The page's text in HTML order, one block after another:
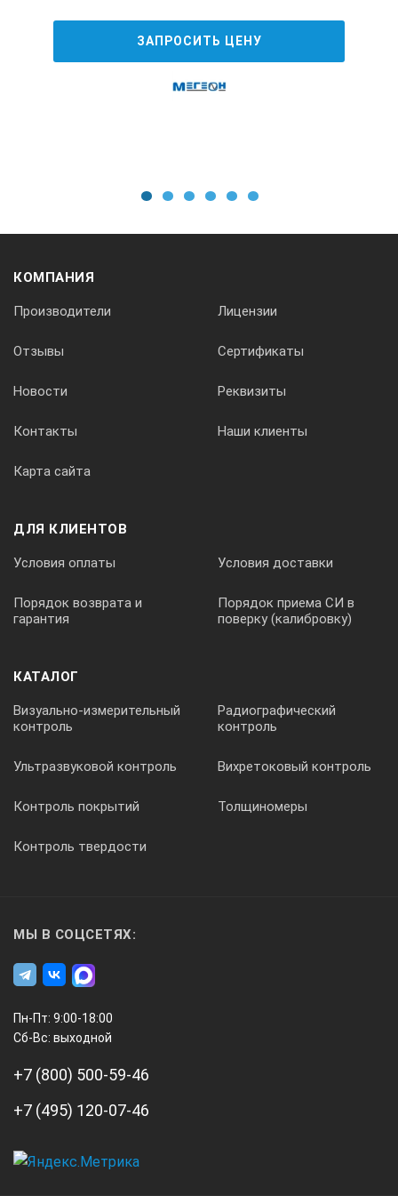
ЗАПРОСИТЬ ЦЕНУ
КОМПАНИЯ
Производители Лицензии
Отзывы Сертификаты
Новости Реквизиты
Контакты Наши клиенты
Карта сайта
ДЛЯ КЛИЕНТОВ
Условия оплаты Условия доставки
Порядок возврата и
гарантия
Порядок приема СИ в
поверку (калибровку)
КАТАЛОГ
Визуально-измерительный
контроль
Радиографический
контроль
Ультразвуковой контроль Вихретоковый контроль
Контроль покрытий Толщиномеры
Контроль твердости
МЫ В СОЦСЕТЯХ:
Пн-Пт: 9:00-18:00
Сб-Вс: выходной
+7 (800) 500-59-46
+7 (495) 120-07-46